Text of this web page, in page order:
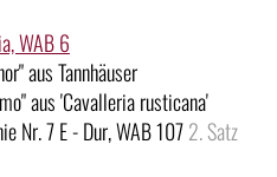
WAB 6
aus Tannhäuser
aus 'Cavalleria rusticana'
Nr. 7 E - Dur, WAB 1072. Satz